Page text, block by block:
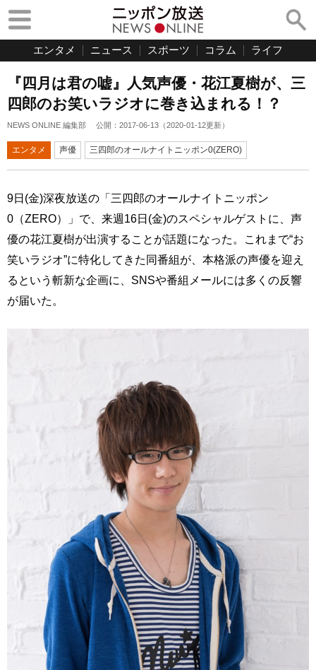
エンタメ ニュース スポーツ コラム ライフ
『四月は君の嘘』人気声優・花江夏樹が、三
四郎のお笑いラジオに巻き込まれる！？
NEWS ONLINE 編集部 公開： 2017-06-13 （2020-01-12更新）
エンタメ 声優 三四郎のオールナイトニッポン0(ZERO)
9日(金)深夜放送の「三四郎のオールナイトニッポン
0（ZERO）」で、来週16日(金)のスペシャルゲストに、声
優の花江夏樹が出演することが話題になった。これまで“お
笑いラジオ”に特化してきた同番組が、本格派の声優を迎え
るという斬新な企画に、SNSや番組メールには多くの反響
が届いた。